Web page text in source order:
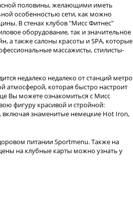
половины, желающими иметь
особенностью сети, как можно
В стенах клубов "Мисс Фитнес"
оборудование, так и значительное
а также салоны красоты и SPA, которые
массажисты, стилисты-
недалеко недалеко от станций метро
атмосферой, которая быстро настроит
Вы можете ознакомиться с Мисс
фигуру красивой и стройной:
включая знаменитые немецкие Hot Iron,
питании Sportmenu. Также на
на клубные карты можно узнать у